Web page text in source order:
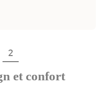
2
et confort